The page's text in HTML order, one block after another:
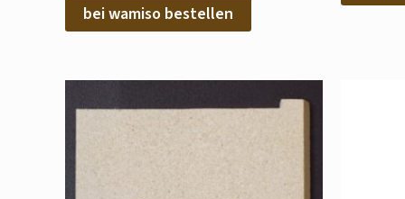
bei wamiso bestellen